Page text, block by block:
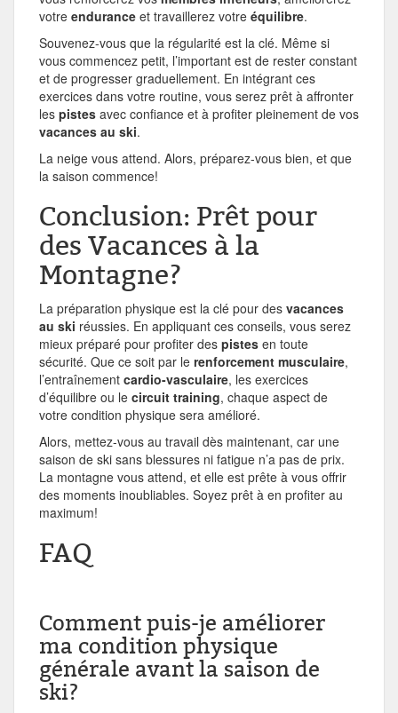
votre endurance et travaillerez votre équilibre.
Souvenez-vous que la régularité est la clé. Même si
vous commencez petit, l’important est de rester constant
et de progresser graduellement. En intégrant ces
exercices dans votre routine, vous serez prêt à affronter
les pistes avec confiance et à profiter pleinement de vos
vacances au ski.
La neige vous attend. Alors, préparez-vous bien, et que
la saison commence!
Conclusion: Prêt pour
des Vacances à la
Montagne?
La préparation physique est la clé pour des vacances
au ski réussies. En appliquant ces conseils, vous serez
mieux préparé pour profiter des pistes en toute
sécurité. Que ce soit par le renforcement musculaire,
l’entraînement cardio-vasculaire, les exercices
d’équilibre ou le circuit training, chaque aspect de
votre condition physique sera amélioré.
Alors, mettez-vous au travail dès maintenant, car une
saison de ski sans blessures ni fatigue n’a pas de prix.
La montagne vous attend, et elle est prête à vous offrir
des moments inoubliables. Soyez prêt à en profiter au
maximum!
FAQ
Comment puis-je améliorer
ma condition physique
générale avant la saison de
ski?